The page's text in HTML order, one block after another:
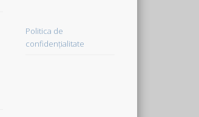
Politica de
confidențialitate